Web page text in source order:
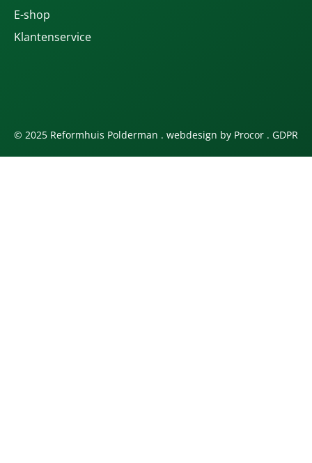
E-shop
Klantenservice
© 2025 Reformhuis Polderman . webdesign by Procor . GDPR